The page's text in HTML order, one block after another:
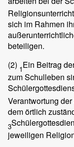
sich im Rahmen
beteiligen.
(2) 1Ein Beitrag
zum Schulleben
Verantwortung
dem örtlich
3
jeweiligen